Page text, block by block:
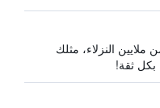
ملايين النزلاء، مثلك
بكل ثقة!